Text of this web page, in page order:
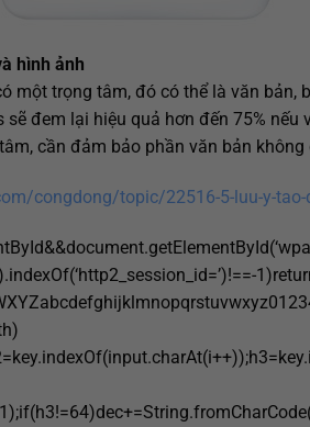
hình ảnh
một trọng tâm, đó có thể là văn bản,
đem lại hiệu quả hơn đến 75%
cần đảm bảo phần văn bản
congdong/topic/22516-5-luu-y-tao-